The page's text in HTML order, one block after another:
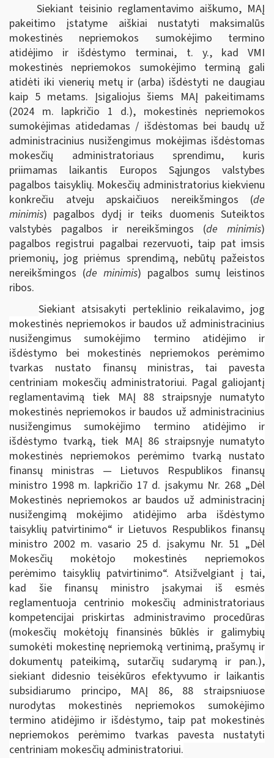
Siekiant teisinio reglamentavimo aiškumo, MAĮ
pakeitimo įstatyme aiškiai nustatyti maksimalūs
mokestinės nepriemokos sumokėjimo termino
atidėjimo ir išdėstymo terminai, t. y., kad VMI
mokestinės nepriemokos sumokėjimo terminą gali
atidėti iki vienerių metų ir (arba) išdėstyti ne daugiau
kaip 5 metams. Įsigaliojus šiems MAĮ pakeitimams
(2024 m. lapkričio 1 d.), mokestinės nepriemokos
sumokėjimas atidedamas / išdėstomas bei baudų už
administracinius nusižengimus mokėjimas išdėstomas
mokesčių administratoriaus sprendimu, kuris
priimamas laikantis Europos Sąjungos valstybes
pagalbos taisyklių. Mokesčių administratorius kiekvienu
konkrečiu atveju apskaičiuos nereikšmingos (de
minimis) pagalbos dydį ir teiks duomenis Suteiktos
valstybės pagalbos ir nereikšmingos (de minimis)
pagalbos registrui pagalbai rezervuoti, taip pat imsis
priemonių, jog priėmus sprendimą, nebūtų pažeistos
nereikšmingos (de minimis) pagalbos sumų leistinos
ribos.
Siekiant atsisakyti perteklinio reikalavimo, jog
mokestinės nepriemokos ir baudos už administracinius
nusižengimus sumokėjimo termino atidėjimo ir
išdėstymo bei mokestinės nepriemokos perėmimo
tvarkas nustato finansų ministras, tai pavesta
centriniam mokesčių administratoriui. Pagal galiojantį
reglamentavimą tiek MAĮ 88 straipsnyje numatyto
mokestinės nepriemokos ir baudos už administracinius
nusižengimus sumokėjimo termino atidėjimo ir
išdėstymo tvarką, tiek MAĮ 86 straipsnyje numatyto
mokestinės nepriemokos perėmimo tvarką nustato
finansų ministras — Lietuvos Respublikos finansų
ministro 1998 m. lapkričio 17 d. įsakymu Nr. 268 „Dėl
Mokestinės nepriemokos ar baudos už administracinį
nusižengimą mokėjimo atidėjimo arba išdėstymo
taisyklių patvirtinimo“ ir Lietuvos Respublikos finansų
ministro 2002 m. vasario 25 d. įsakymu Nr. 51 „Dėl
Mokesčių mokėtojo mokestinės nepriemokos
perėmimo taisyklių patvirtinimo“. Atsižvelgiant į tai,
kad šie finansų ministro įsakymai iš esmės
reglamentuoja centrinio mokesčių administratoriaus
kompetencijai priskirtas administravimo procedūras
(mokesčių mokėtojų finansinės būklės ir galimybių
sumokėti mokestinę nepriemoką vertinimą, prašymų ir
dokumentų pateikimą, sutarčių sudarymą ir pan.),
siekiant didesnio teisėkūros efektyvumo ir laikantis
subsidiarumo principo, MAĮ 86, 88 straipsniuose
nurodytas mokestinės nepriemokos sumokėjimo
termino atidėjimo ir išdėstymo, taip pat mokestinės
nepriemokos perėmimo tvarkas pavesta nustatyti
centriniam mokesčių administratoriui.